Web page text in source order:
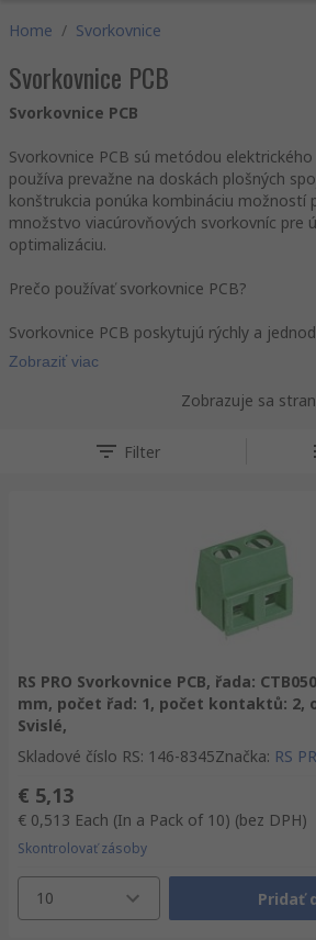
Home / Svorkovnice
Svorkovnice PCB
Svorkovnice PCB
Svorkovnice PCB sú metódou
používa prevažne na doskách plošných
konštrukcia ponúka kombináciu možností
množstvo viacúrovňových svorkovníc pre
optimalizáciu.
Prečo používať svorkovnice PCB?
Svorkovnice PCB poskytujú rýchly a
Zobraziť viac
Zobrazuje sa
Filter
RS PRO Svorkovnice PCB, řada:
mm, počet řad: 1, počet kontaktů: 2,
Svislé,
Skladové číslo RS: 146-8345Značka: RS
€ 5,13
€ 0,513 Each (In a Pack of 10) (bez DPH)
Skontrolovať zásoby
10 Pridať